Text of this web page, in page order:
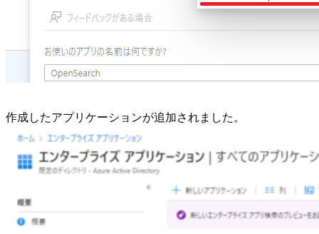
作成したアプリケーションが追加されました。